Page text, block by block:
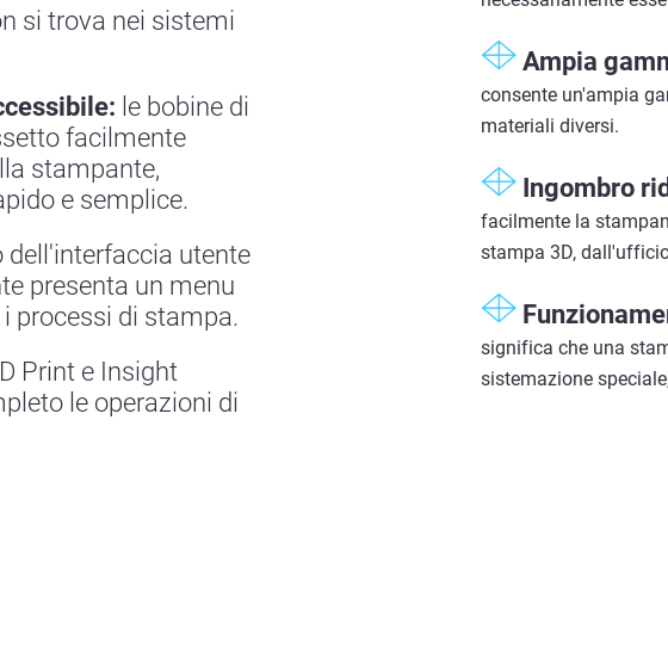
si trova nei sistemi
le bobine di
facilmente
stampante,
e semplice.
dell'interfaccia utente
presenta un menu
processi di stampa.
Print e Insight
le operazioni di
Ampia
consente un'ampia
materiali diversi.
Ingombro
facilmente la
stampa 3D,
significa che una
sistemazione